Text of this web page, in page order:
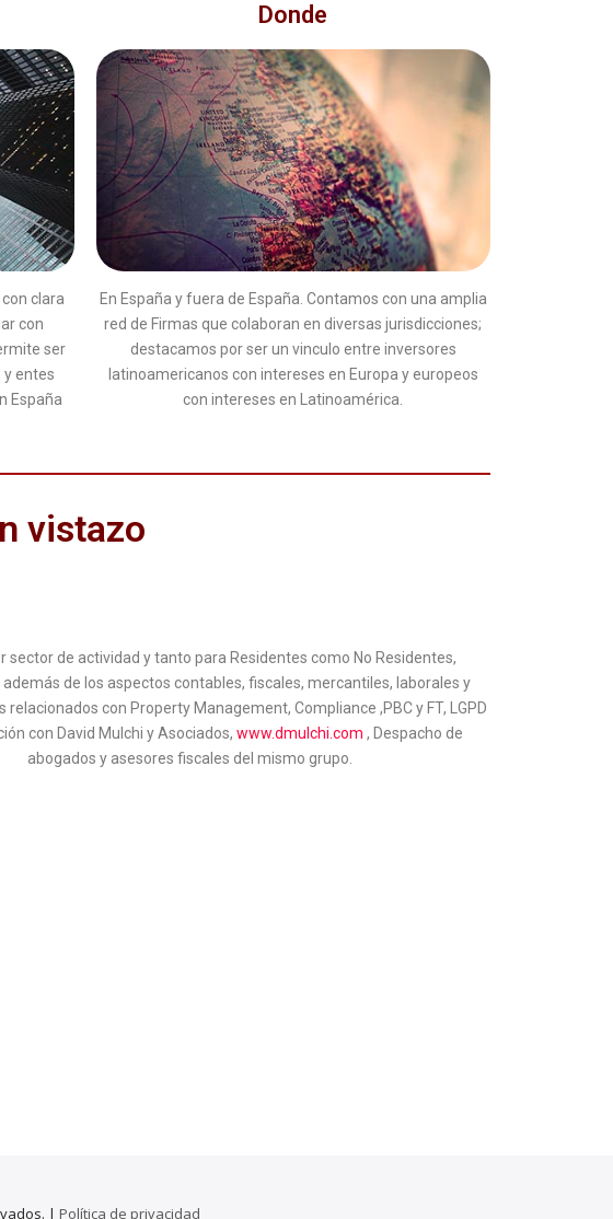
Donde
con clara
con
ser
entes
España
En España y fuera de España. Contamos con una amplia
red de Firmas que colaboran en diversas jurisdicciones;
destacamos por ser un vinculo entre inversores
latinoamericanos con intereses en Europa y europeos
con intereses en Latinoamérica.
vistazo
sector de actividad y tanto para Residentes como No Residentes,
de los aspectos contables, fiscales, mercantiles, laborales y
relacionados con Property Management, Compliance ,PBC y FT, LGPD
con David Mulchi y Asociados, www.dmulchi.com , Despacho de
abogados y asesores fiscales del mismo grupo.
| Política de privacidad